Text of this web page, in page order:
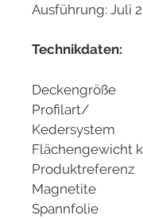
Ausführung: Juli
Technikdaten:
Profilart/
Magnetite